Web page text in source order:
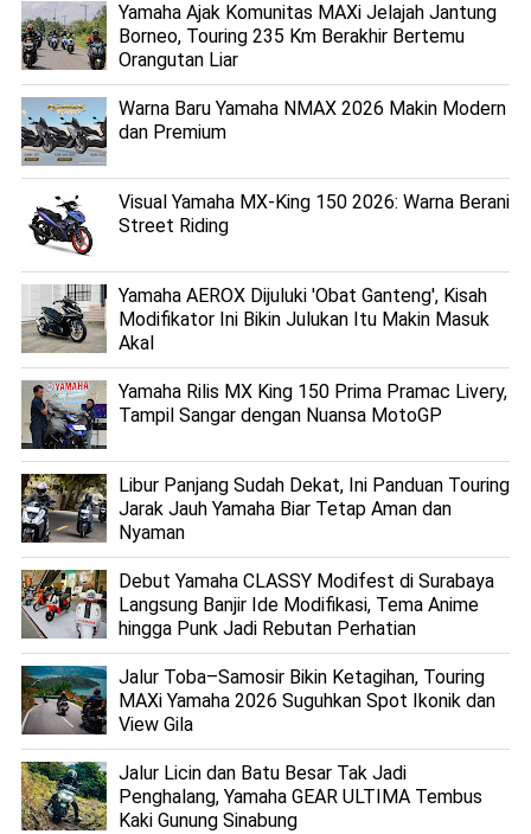
Yamaha Ajak Komunitas MAXi Jelajah Jantung
Borneo, Touring 235 Km Berakhir Bertemu
Orangutan Liar
Warna Baru Yamaha NMAX 2026 Makin Modern
dan Premium
Visual Yamaha MX-King 150 2026: Warna Berani
Street Riding
Yamaha AEROX Dijuluki 'Obat Ganteng', Kisah
Modifikator Ini Bikin Julukan Itu Makin Masuk
Akal
Yamaha Rilis MX King 150 Prima Pramac Livery,
Tampil Sangar dengan Nuansa MotoGP
Libur Panjang Sudah Dekat, Ini Panduan Touring
Jarak Jauh Yamaha Biar Tetap Aman dan
Nyaman
Debut Yamaha CLASSY Modifest di Surabaya
Langsung Banjir Ide Modifikasi, Tema Anime
hingga Punk Jadi Rebutan Perhatian
Jalur Toba–Samosir Bikin Ketagihan, Touring
MAXi Yamaha 2026 Suguhkan Spot Ikonik dan
View Gila
Jalur Licin dan Batu Besar Tak Jadi
Penghalang, Yamaha GEAR ULTIMA Tembus
Kaki Gunung Sinabung